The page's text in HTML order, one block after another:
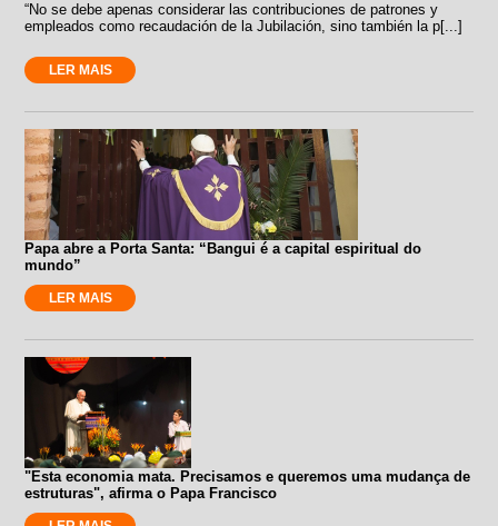
“No se debe apenas considerar las contribuciones de patrones y
empleados como recaudación de la Jubilación, sino también la p[...]
LER MAIS
Papa abre a Porta Santa: “Bangui é a capital espiritual do
mundo”
LER MAIS
"Esta economia mata. Precisamos e queremos uma mudança de
estruturas", afirma o Papa Francisco